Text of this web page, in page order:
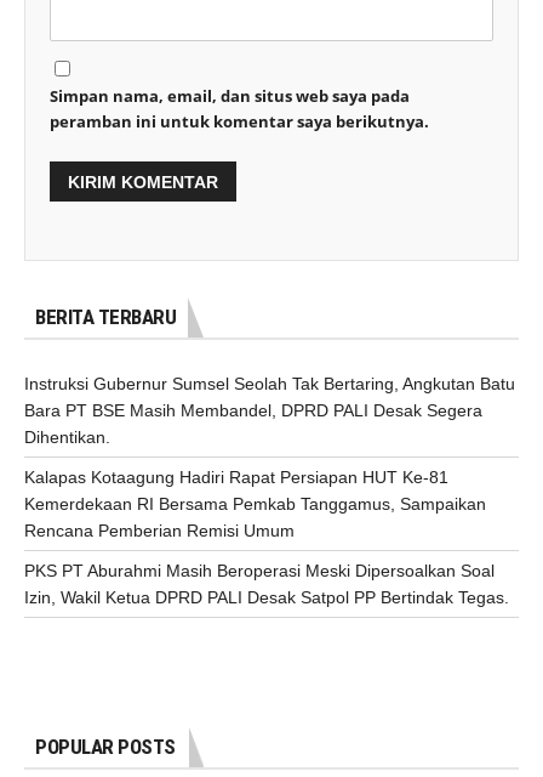
Simpan nama, email, dan situs web saya pada
peramban ini untuk komentar saya berikutnya.
BERITA TERBARU
Instruksi Gubernur Sumsel Seolah Tak Bertaring, Angkutan Batu
Bara PT BSE Masih Membandel, DPRD PALI Desak Segera
Dihentikan.
Kalapas Kotaagung Hadiri Rapat Persiapan HUT Ke-81
Kemerdekaan RI Bersama Pemkab Tanggamus, Sampaikan
Rencana Pemberian Remisi Umum
PKS PT Aburahmi Masih Beroperasi Meski Dipersoalkan Soal
Izin, Wakil Ketua DPRD PALI Desak Satpol PP Bertindak Tegas.
POPULAR POSTS